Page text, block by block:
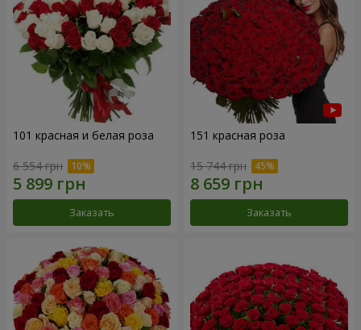
101 красная и белая роза
6 554 грн
Заказать
151 красная роза
15 744 грн
Заказать